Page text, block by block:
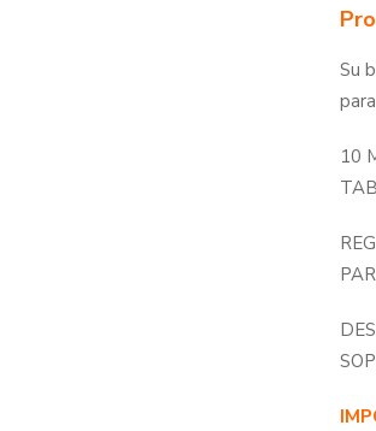
Su
10